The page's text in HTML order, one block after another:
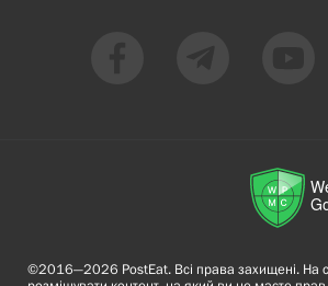
©2016—2026 PostEat. Всі права захищені. На